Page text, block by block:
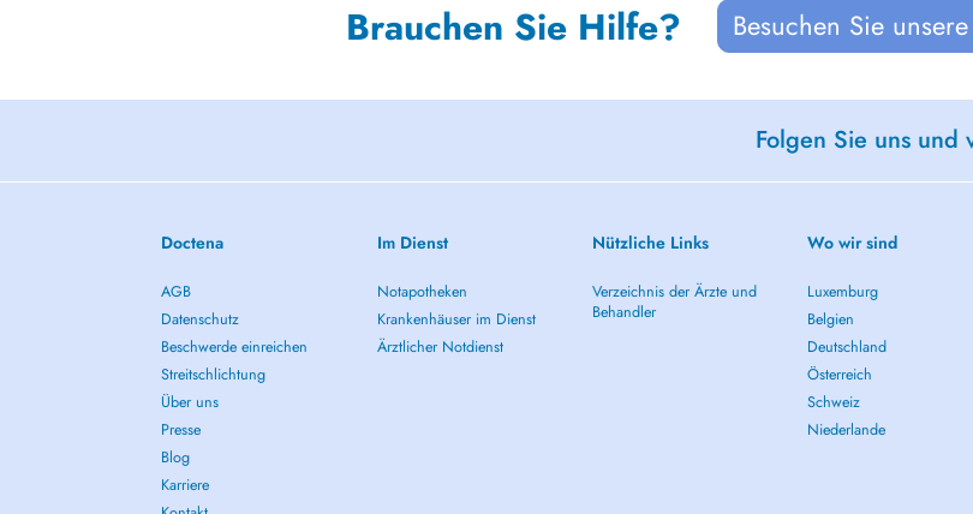
Brauchen Sie Hilfe? Besuchen Sie
Folgen Sie uns und
Doctena
AGB
Datenschutz
Beschwerde einreichen
Streitschlichtung
Über uns
Presse
Blog
Karriere
Im Dienst
Notapotheken
Krankenhäuser im Dienst
Ärztlicher Notdienst
Nützliche Links
Verzeichnis der Ärzte und
Behandler
Wo wir sind
Luxemburg
Belgien
Deutschland
Österreich
Schweiz
Niederlande